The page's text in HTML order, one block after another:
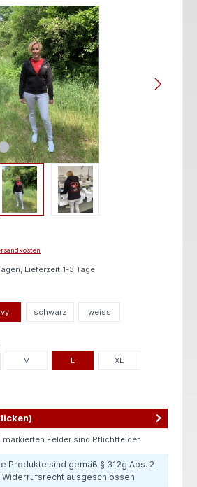
Lieferzeit 1-3 Tage
schwarz weiss
M L XL
markierten Felder sind Pflichtfelder.
Produkte sind gemäß § 312g Abs. 2
Widerrufsrecht ausgeschlossen